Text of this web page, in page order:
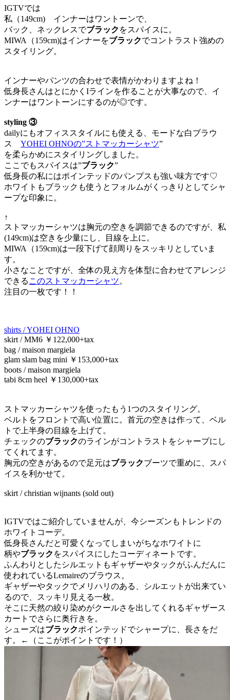
IGTVでは
私（149cm) インナーはワントーンで、
バック、ネックレスでブラック をスパイスに。
MIWA（159cm)はインナーをブラックでコントラスト強めの
スタイリング。
インナーやパンツの合わせで表情がかわりますよね！
低身長さんはとにかくIラインを作ることが大事なので、イ
ンナーはワントーンにするのが◎です。
styling ③
dailyにもオフィススタイルにも使える、モードな白ブラウ
ス YOHEI OHNOの”ストマッカーシャツ”
を柔らかめにスタイリングしました。
ここでもスパイスは”ブラック”
低身長の私にはポインテッドのパンプスも強い味方です♡
ホワイトもブラックも使うとフォルムがくっきりとしてシャ
ープな印象に。
↑
ストマッカーシャツは胸元の空きを調節できるのですが、私
(149cm)は空きを少量にし、目線を上に。
MIWA（159cm)は一段下げて顔周りをスッキリとしていま
す。
小さなことですが、全体の見え方を体型に合わせてアレンジ
できる このストマッカーシャツ。
注目の一枚です！！
shirts / YOHEI OHNO
skirt / MM6 ￥122,000+tax
bag / maison margiela
glam slam bag mini ￥153,000+tax
boots / maison margiela
tabi 8cm heel ￥130,000+tax
ストマッカーシャツを使ったもう1つのスタイリング。
ベルトをフロントで高い位置に。首元の空きは作って、ベル
トで上半身の目線を上げて。
チェックのブラックのラインがコントラストをシャープにし
てくれてます。
胸元の空きがあるので足元はブラックブーツで重めに、スパ
イスを利かせて。
skirt / christian wijnants (sold out)
IGTVではご紹介していませんが、今シーズンもトレンドの
ホワイトコーデ。
低身長さんだと可愛くなってしまいがちなホワイトに
柄やブラック をスパイスにしたコーディネートです。
ふんわりとしたシルエットもギャザーやタックがふんだんに
使われているLemaireのブラウス。
ギャザーやタックでメリハリのある、シルエットが出来てい
るので、スッキリ見える一枚。
そこに天然の絞り染めがクールさを出してくれるギャザース
カートでさらに奥行きを。
シューズはブラックポインテッドでシャープに、長さをだ
す。←（ここがポイントです！）